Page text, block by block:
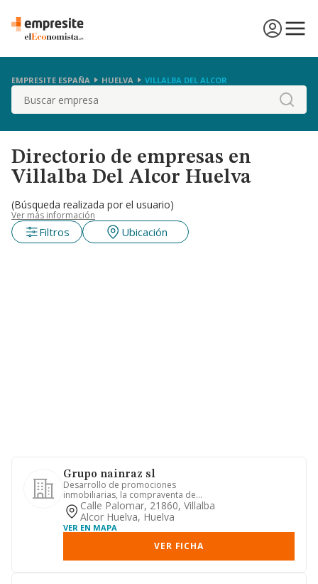
EMPRESITE ESPAÑA HUELVA VILLALBA DEL ALCOR
Buscar
Directorio de empresas en
Villalba Del Alcor Huelva
(Búsqueda realizada por el usuario)
Ver más información
Filtros Ubicación
Grupo nainraz sl
Desarrollo de promociones
inmobiliarias, la compraventa de
inmuebles y la construccion de
edificios
Calle Palomar, 21860, Villalba
Alcor Huelva, Huelva
VER EN MAPA
VER FICHA